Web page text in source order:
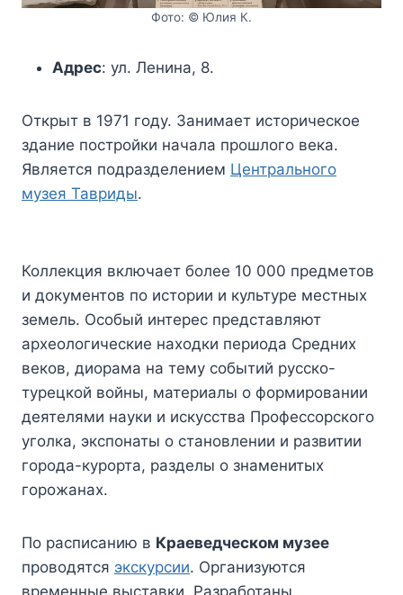
Фото: © Юлия К.
Адрес: ул. Ленина, 8.
Открыт в 1971 году. Занимает историческое
здание постройки начала прошлого века.
Является подразделением Центрального
музея Тавриды.
Коллекция включает более 10 000 предметов
и документов по истории и культуре местных
земель. Особый интерес представляют
археологические находки периода Средних
веков, диорама на тему событий русско-
турецкой войны, материалы о формировании
деятелями науки и искусства Профессорского
уголка, экспонаты о становлении и развитии
города-курорта, разделы о знаменитых
горожанах.
По расписанию в Краеведческом музее
проводятся экскурсии. Организуются